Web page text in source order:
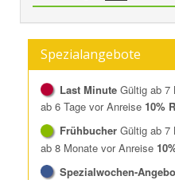
Spezialangebote
Last Minute Gültig ab 7
ab 6 Tage vor Anreise 10%
Frühbucher Gültig ab 7
ab 8 Monate vor Anreise
Spezialwochen-